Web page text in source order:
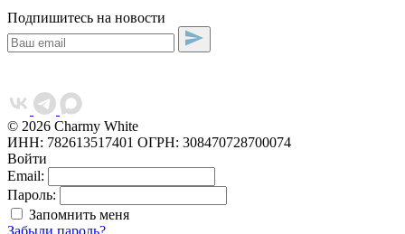
Подпишитесь на новости
© 2026 Charmy White
ИНН: 782613517401 ОГРН: 308470728700074
Войти
Email:
Пароль:
Запомнить меня